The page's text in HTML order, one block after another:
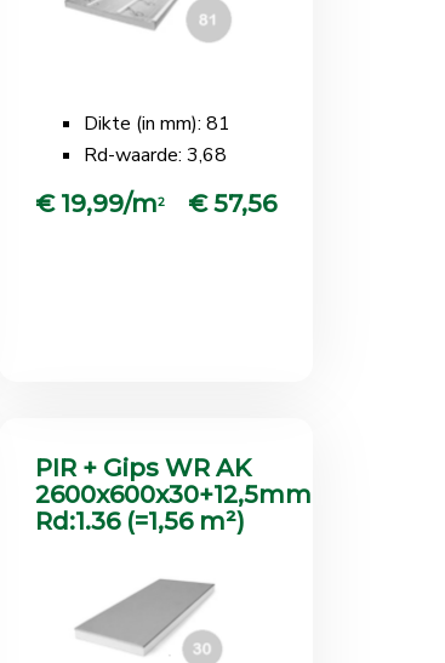
Dikte (in mm): 81
Rd-waarde: 3,68
€ 19,99/m2 € 57,56
PIR + Gips WR AK
2600x600x30+12,5mm
Rd:1.36 (=1,56 m²)